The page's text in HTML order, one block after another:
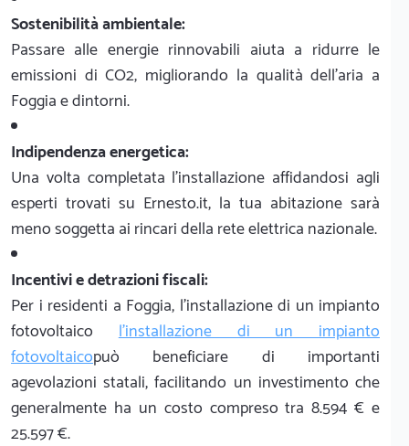
Sostenibilità ambientale:
Passare alle energie rinnovabili aiuta a ridurre le
emissioni di CO2, migliorando la qualità dell'aria a
Foggia e dintorni.
Indipendenza energetica:
Una volta completata l'installazione affidandosi agli
esperti trovati su Ernesto.it, la tua abitazione sarà
meno soggetta ai rincari della rete elettrica nazionale.
Incentivi e detrazioni fiscali:
Per i residenti a Foggia, l'installazione di un impianto
fotovoltaicol'installazione di un impianto
fotovoltaicopuò beneficiare di importanti
agevolazioni statali, facilitando un investimento che
generalmente ha un costo compreso tra 8.594 € e
25.597 €.